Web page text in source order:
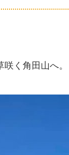
く角田山へ。